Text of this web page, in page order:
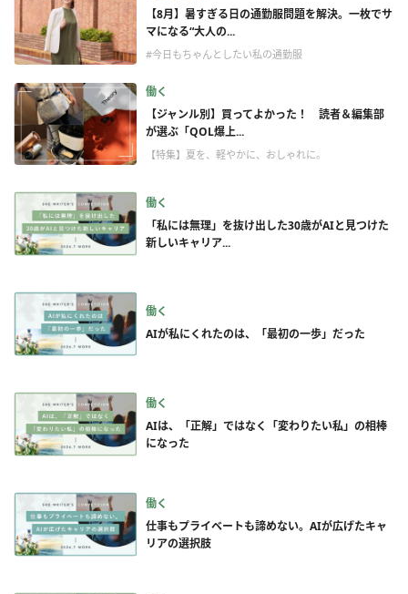
【8月】暑すぎる日の通勤服問題を解決。一枚でサ
マになる“大人の...
#今日もちゃんとしたい私の通勤服
働く
【ジャンル別】買ってよかった！ 読者＆編集部
が選ぶ「QOL爆上...
【特集】夏を、軽やかに、おしゃれに。
働く
「私には無理」を抜け出した30歳がAIと見つけた
新しいキャリア...
働く
AIが私にくれたのは、「最初の一歩」だった
働く
AIは、「正解」ではなく「変わりたい私」の相棒
になった
働く
仕事もプライベートも諦めない。AIが広げたキャ
リアの選択肢